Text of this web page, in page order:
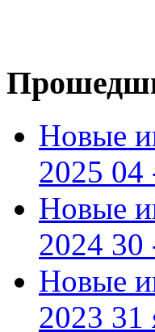
Новые
2025 04
Новые
2024 30
Новые
2023 31